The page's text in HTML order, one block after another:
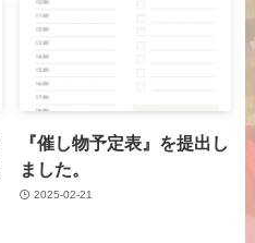
『催し物予定表』を提出し
ました。
2025-02-21